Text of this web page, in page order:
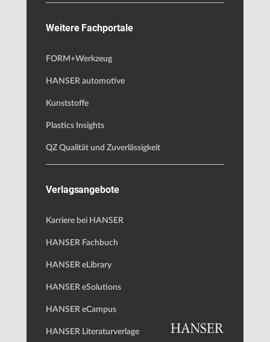
Weitere Fachportale
FORM+Werkzeug
HANSER automotive
Kunststoffe
Plastics Insights
QZ Qualität und Zuverlässigkeit
Verlagsangebote
Karriere bei HANSER
HANSER Fachbuch
HANSER eLibrary
HANSER eSolutions
HANSER eCampus
HANSER Literaturverlage